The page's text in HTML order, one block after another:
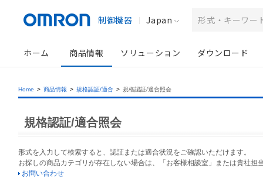
制御機器 Japan
ホーム 商品情報 ソリューション ダウンロード
Home > 商品情報 > 規格認証/適合 > 規格認証/適合照会
規格認証/適合照会
形式を入力して検索すると、認証または適合状況をご確認いただけます。
お探しの商品カテゴリが存在しない場合は、「お客様相談室」または貴社担
お問い合わせ